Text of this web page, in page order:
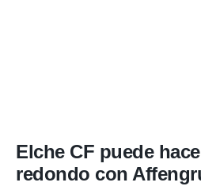
Elche CF puede
redondo con